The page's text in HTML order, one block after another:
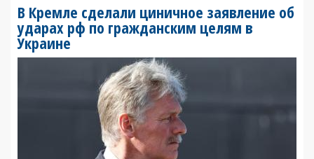
содержанию
В Кремле сделали циничное заявление об
ударах рф по гражданским целям в
Украине